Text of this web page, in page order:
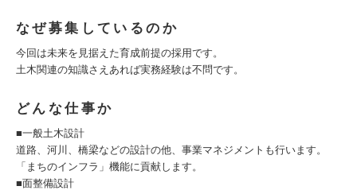
なぜ募集しているのか
今回は未来を見据えた育成前提の採用です。
土木関連の知識さえあれば実務経験は不問です。
どんな仕事か
■一般土木設計
道路、河川、橋梁などの設計の他、事業マネジメントも行います。
「まちのインフラ」機能に貢献します。
■面整備設計